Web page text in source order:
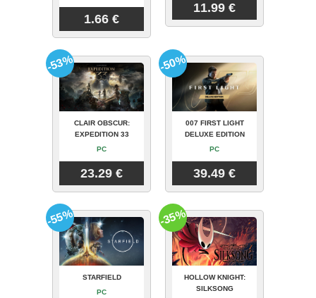
1.66 €
11.99 €
CLAIR OBSCUR:
EXPEDITION 33
PC
23.29 €
-53%
007 FIRST LIGHT
DELUXE EDITION
PC
39.49 €
-50%
STARFIELD
PC
-55%
HOLLOW KNIGHT:
SILKSONG
-35%